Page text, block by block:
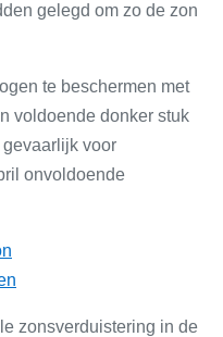
gelegd om zo de zon
te beschermen met
voldoende donker stuk
voor
onvoldoende
zonsverduistering in de